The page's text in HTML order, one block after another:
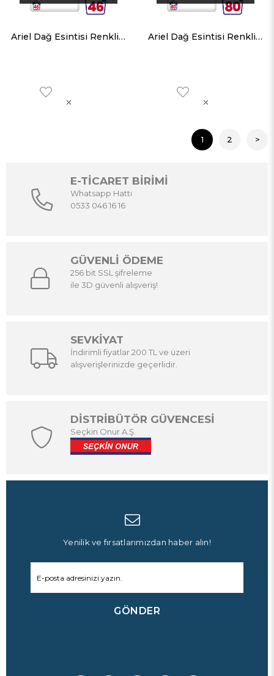
Ariel Dağ Esintisi Renkliler 7 KG Ariel Dağ Esintisi Renkliler 12 KG
1 2 >
E-TİCARET BİRİMİ
Whatsapp Hattı
0533 046 16 16
GÜVENLİ ÖDEME
256 bit SSL şifreleme
ile 3D güvenli alışveriş!
SEVKİYAT
İndirimli fiyatlar 200 TL ve üzeri
alışverişlerinizde geçerlidir.
DİSTRİBÜTÖR GÜVENCESİ
Seçkin Onur A.Ş.
Yenilik ve fırsatlarımızdan haber alın!
GÖNDER